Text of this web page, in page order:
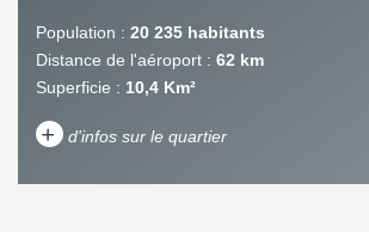
Population : 20 235 habitants
Distance de l'aéroport : 62 km
Superficie : 10,4 Km²
+ d'infos sur le quartier